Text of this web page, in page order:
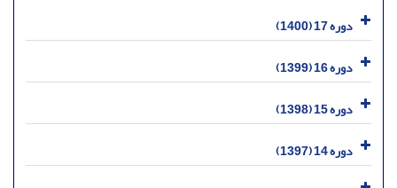
دوره 17 (1400)
دوره 16 (1399)
دوره 15 (1398)
دوره 14 (1397)